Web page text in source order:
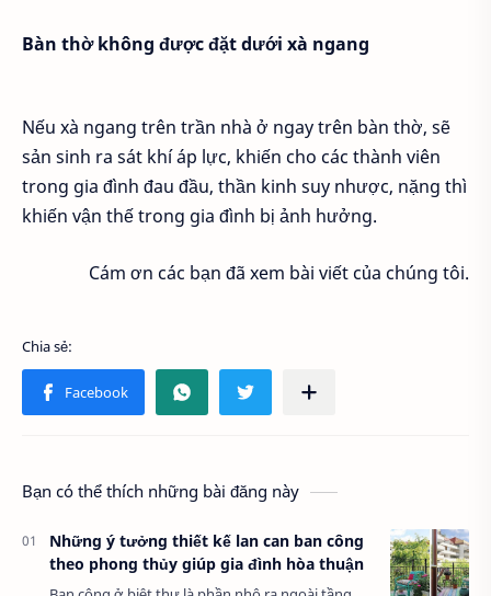
Bàn thờ không được đặt dưới xà ngang
Nếu xà ngang trên trần nhà ở ngay trên bàn thờ, sẽ
sản sinh ra sát khí áp lực, khiến cho các thành viên
trong gia đình đau đầu, thần kinh suy nhược, nặng thì
khiến vận thế trong gia đình bị ảnh hưởng.
Cám ơn các bạn đã xem bài viết của chúng tôi.
Bạn có thể thích những bài đăng này
Những ý tưởng thiết kế lan can ban công
theo phong thủy giúp gia đình hòa thuận